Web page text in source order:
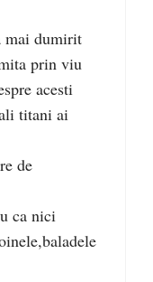
mai dumirit
prin viu
acesti
titani ai
de
ca nici